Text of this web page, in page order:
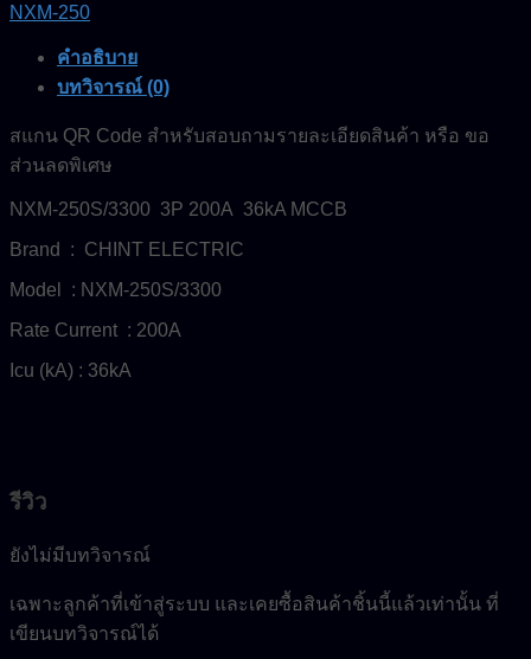
NXM-250
คำอธิบาย
บทวิจารณ์ (0)
สแกน QR Code สำหรับสอบถามรายละเอียดสินค้า หรือ ขอ
ส่วนลดพิเศษ
NXM-250S/3300 3P 200A 36kA MCCB
Brand : CHINT ELECTRIC
Model : NXM-250S/3300
Rate Current : 200A
Icu (kA) : 36kA
รีวิว
ยังไม่มีบทวิจารณ์
เฉพาะลูกค้าที่เข้าสู่ระบบ และเคยซื้อสินค้าชิ้นนี้แล้วเท่านั้น ที่
เขียนบทวิจารณ์ได้